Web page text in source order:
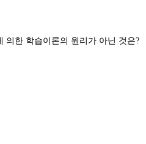
의한 학습이론의 원리가 아닌 것은?